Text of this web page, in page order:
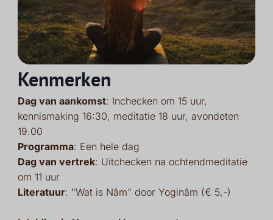
Kenmerken
Dag van aankomst: Inchecken om 15 uur,
kennismaking 16:30, meditatie 18 uur, avondeten
19.00
Programma: Een hele dag
Dag van vertrek: Uitchecken na ochtendmeditatie
om 11 uur
Literatuur: "Wat is Nâm" door Yoginâm (€ 5,-)